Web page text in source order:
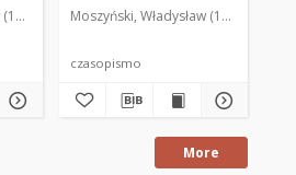
(1922-2001). Red. Mroczkowski, Włodzimierz
Moszyński, Władysław (1922-2001).
czasopismo
More